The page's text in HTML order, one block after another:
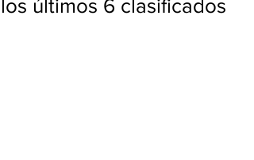
los últimos 6 clasificados